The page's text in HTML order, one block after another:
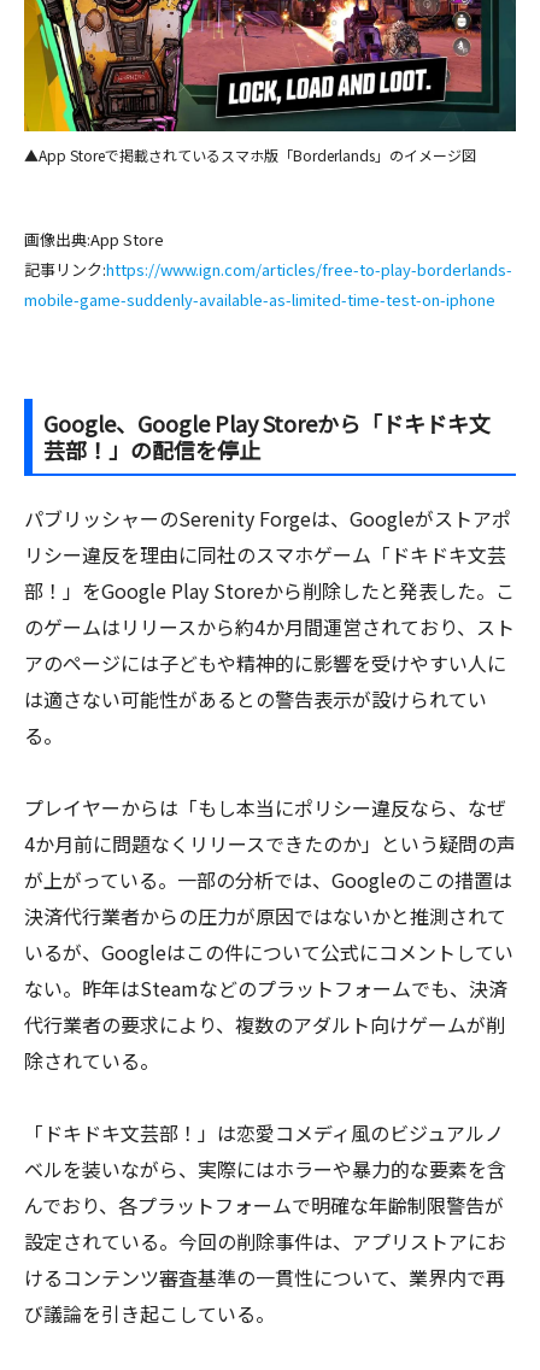
▲App Storeで掲載されているスマホ版「Borderlands」のイメージ図
画像出典:App Store
記事リンク:https://www.ign.com/articles/free-to-play-borderlands-
mobile-game-suddenly-available-as-limited-time-test-on-iphone
Google、Google Play Storeから「ドキドキ文
芸部！」の配信を停止
パブリッシャーのSerenity Forgeは、Googleがストアポ
リシー違反を理由に同社のスマホゲーム「ドキドキ文芸
部！」をGoogle Play Storeから削除したと発表した。こ
のゲームはリリースから約4か月間運営されており、スト
アのページには子どもや精神的に影響を受けやすい人に
は適さない可能性があるとの警告表示が設けられてい
る。
プレイヤーからは「もし本当にポリシー違反なら、なぜ
4か月前に問題なくリリースできたのか」という疑問の声
が上がっている。一部の分析では、Googleのこの措置は
決済代行業者からの圧力が原因ではないかと推測されて
いるが、Googleはこの件について公式にコメントしてい
ない。昨年はSteamなどのプラットフォームでも、決済
代行業者の要求により、複数のアダルト向けゲームが削
除されている。
「ドキドキ文芸部！」は恋愛コメディ風のビジュアルノ
ベルを装いながら、実際にはホラーや暴力的な要素を含
んでおり、各プラットフォームで明確な年齢制限警告が
設定されている。今回の削除事件は、アプリストアにお
けるコンテンツ審査基準の一貫性について、業界内で再
び議論を引き起こしている。